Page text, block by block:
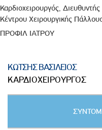
Καρδιοχειρουργός,
Κέντρου Χειρουργικής
ΠΡΟΦΙΛ ΙΑΤΡΟΥ
ΚΩΤΣΗΣ ΒΑΣΙΛΕΙΟΣ
ΚΑΡΔΙΟΧΕΙΡΟΥΡΓΟΣ